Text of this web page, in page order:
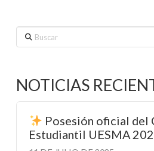
Buscar
NOTICIAS
Posesión oficial del
Estudiantil UESMA